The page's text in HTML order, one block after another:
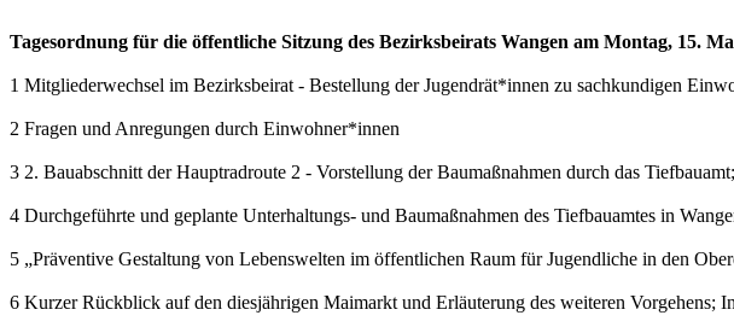
Tagesordnung für die öffentliche Sitzung des Bezirksbeirats Wangen am Montag, 15.
1 Mitgliederwechsel im Bezirksbeirat - Bestellung der Jugendrät*innen zu sachkundigen
2 Fragen und Anregungen durch Einwohner*innen
3 2. Bauabschnitt der Hauptradroute 2 - Vorstellung der Baumaßnahmen durch das
4 Durchgeführte und geplante Unterhaltungs- und Baumaßnahmen des Tiefbauamtes in
5 „Präventive Gestaltung von Lebenswelten im öffentlichen Raum für Jugendliche in den
6 Kurzer Rückblick auf den diesjährigen Maimarkt und Erläuterung des weiteren Vorgehens;